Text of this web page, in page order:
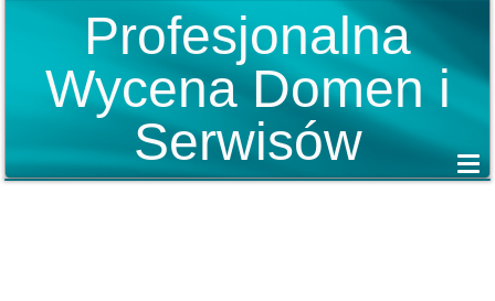
Profesjonalna
Wycena Domen i
Serwisów